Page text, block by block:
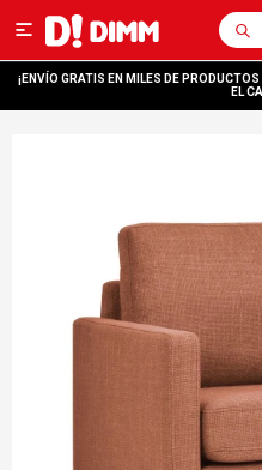

¡ENVÍO GRATIS EN MILES DE
EL